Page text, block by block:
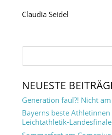
Claudia Seidel
NEUESTE
Generation faul?! Nicht
Bayerns beste
Leichtathletik-